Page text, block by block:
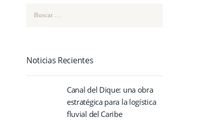
Noticias Recientes
Canal del Dique: una obra
estratégica para la logística
fluvial del Caribe